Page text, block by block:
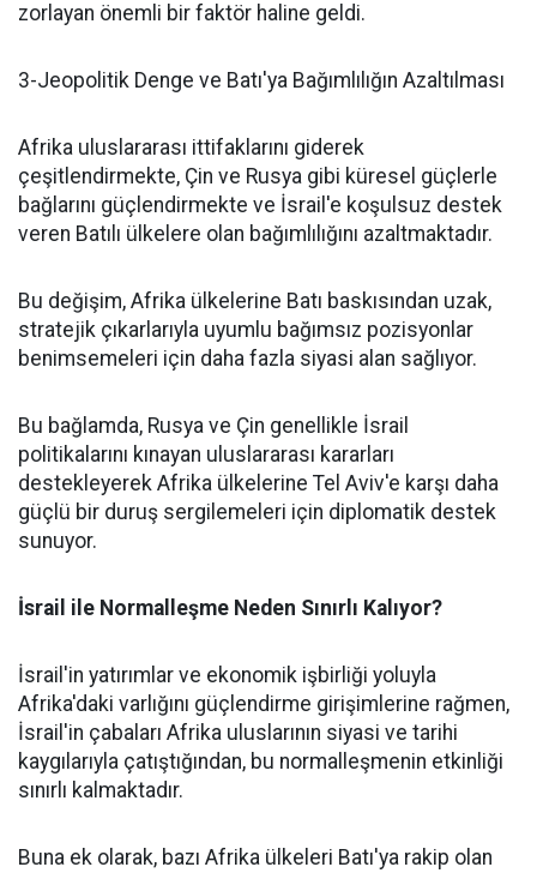
zorlayan önemli bir faktör haline geldi.
3-Jeopolitik Denge ve Batı'ya Bağımlılığın Azaltılması
Afrika uluslararası ittifaklarını giderek
çeşitlendirmekte, Çin ve Rusya gibi küresel güçlerle
bağlarını güçlendirmekte ve İsrail'e koşulsuz destek
veren Batılı ülkelere olan bağımlılığını azaltmaktadır.
Bu değişim, Afrika ülkelerine Batı baskısından uzak,
stratejik çıkarlarıyla uyumlu bağımsız pozisyonlar
benimsemeleri için daha fazla siyasi alan sağlıyor.
Bu bağlamda, Rusya ve Çin genellikle İsrail
politikalarını kınayan uluslararası kararları
destekleyerek Afrika ülkelerine Tel Aviv'e karşı daha
güçlü bir duruş sergilemeleri için diplomatik destek
sunuyor.
İsrail ile Normalleşme Neden Sınırlı Kalıyor?
İsrail'in yatırımlar ve ekonomik işbirliği yoluyla
Afrika'daki varlığını güçlendirme girişimlerine rağmen,
İsrail'in çabaları Afrika uluslarının siyasi ve tarihi
kaygılarıyla çatıştığından, bu normalleşmenin etkinliği
sınırlı kalmaktadır.
Buna ek olarak, bazı Afrika ülkeleri Batı'ya rakip olan